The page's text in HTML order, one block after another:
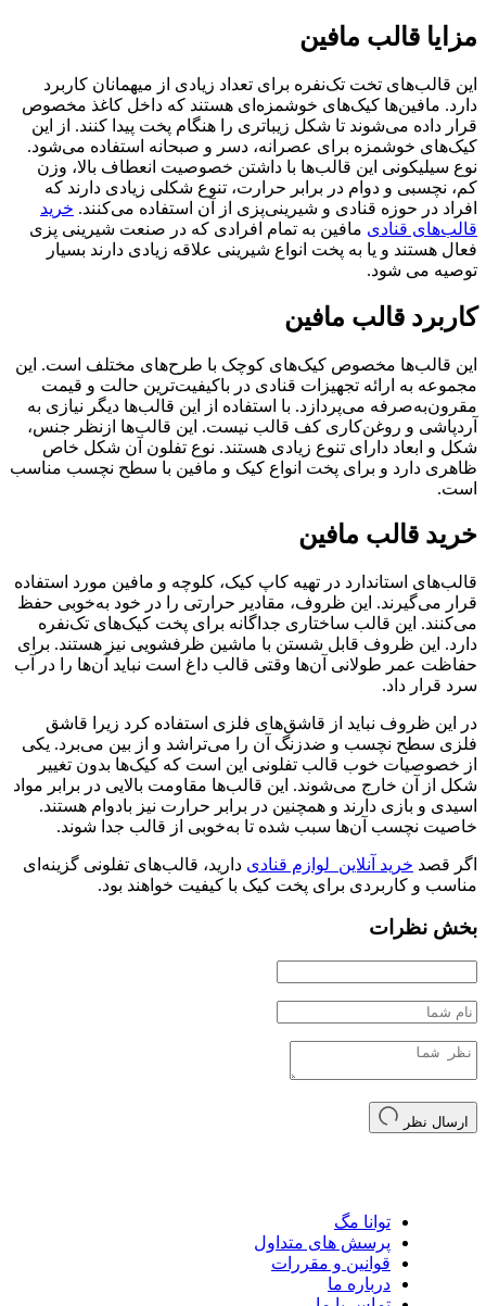
مزایا قالب مافین
این قالب‌های تخت تک‌نفره برای تعداد زیادی از میهمانان کاربرد
دارد. مافین‌ها کیک‌های خوشمزه‌ای هستند که داخل کاغذ مخصوص
قرار داده می‌شوند تا شکل زیباتری را هنگام پخت پیدا کنند. از این
کیک‌های خوشمزه برای عصرانه، دسر و صبحانه استفاده می‌شود.
نوع سیلیکونی این قالب‌ها با داشتن خصوصیت انعطاف بالا، وزن
کم، نچسبی و دوام در برابر حرارت، تنوع شکلی زیادی دارند که
افراد در حوزه قنادی و شیرینی‌پزی از آن استفاده می‌کنند. خرید
قالب‌های قنادی مافین به تمام افرادی که در صنعت شیرینی پزی
فعال هستند و یا به پخت انواع شیرینی علاقه زیادی دارند بسیار
توصیه می شود.
کاربرد قالب مافین
این قالب‌ها مخصوص کیک‌های کوچک با طرح‌های مختلف است. این
مجموعه به ارائه تجهیزات قنادی در باکیفیت‌ترین حالت و قیمت
مقرون‌به‌صرفه می‌پردازد. با استفاده از این قالب‌ها دیگر نیازی به
آردپاشی و روغن‌کاری کف قالب نیست. این قالب‌ها ازنظر جنس،
شکل و ابعاد دارای تنوع زیادی هستند. نوع تفلون آن شکل خاص
ظاهری دارد و برای پخت انواع کیک و مافین با سطح نچسب مناسب
است.
خرید قالب مافین
قالب‌های استاندارد در تهیه کاپ کیک، کلوچه و مافین مورد استفاده
قرار می‌گیرند. این ظروف، مقادیر حرارتی را در خود به‌خوبی حفظ
می‌کنند. این قالب ساختاری جداگانه برای پخت کیک‌های تک‌نفره
دارد. این ظروف قابل شستن با ماشین ظرفشویی نیز هستند. برای
حفاظت عمر طولانی آن‌ها وقتی قالب داغ است نباید آن‌ها را در آب
سرد قرار داد.
در این ظروف نباید از قاشق‌های فلزی استفاده کرد زیرا قاشق
فلزی سطح نچسب و ضدزنگ آن را می‌تراشد و از بین می‌برد. یکی
از خصوصیات خوب قالب تفلونی این است که کیک‌ها بدون تغییر
شکل از آن خارج می‌شوند. این قالب‌ها مقاومت بالایی در برابر مواد
اسیدی و بازی دارند و همچنین در برابر حرارت نیز بادوام هستند.
خاصیت نچسب آن‌ها سبب شده تا به‌خوبی از قالب جدا شوند.
اگر قصد خرید آنلاین لوازم قنادی دارید، قالب‌های تفلونی گزینه‌ای
مناسب و کاربردی برای پخت کیک با کیفیت خواهند بود.
بخش نظرات
ارسال نظر
توانا مگ
پرسش های متداول
قوانین و مقررات
درباره ما